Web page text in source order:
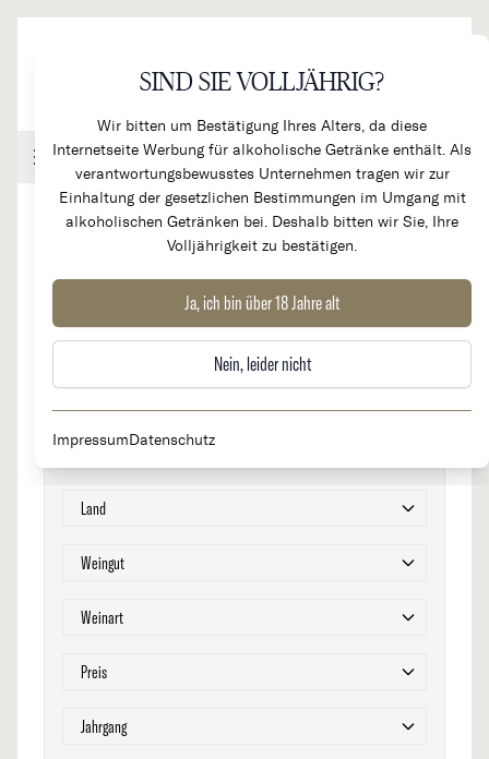
SIND SIE VOLLJÄHRIG?
Wir bitten um Bestätigung Ihres Alters, da diese
Internetseite Werbung für alkoholische Getränke enthält. Als
verantwortungsbewusstes Unternehmen tragen wir zur
Einhaltung der gesetzlichen Bestimmungen im Umgang mit
alkoholischen Getränken bei. Deshalb bitten wir Sie, Ihre
Volljährigkeit zu bestätigen.
Ja, ich bin über 18 Jahre alt
Nein, leider nicht
ImpressumDatenschutz
Handel & Gastronomie Kundenkonto Warenkorb
LandFilter
WeingutFilter
WeinartFilter
PreisFilter
JahrgangFilter